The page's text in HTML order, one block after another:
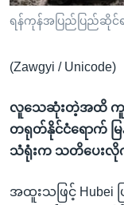
ရန်
ရှာဖွေ
နေရာ
ကျော်
ရန်
ဘာသာစကားများ
ရန်ကုန်အပြည်ပြည်ဆိုင်
(Zawgyi / Unicode)
လူသေဆုံးတဲ့အထိ ကူး
တရုတ်နိုင်ငံရောက် မြ
သံရုံးက သတိပေးလို
အထူးသဖြင့် Hubei